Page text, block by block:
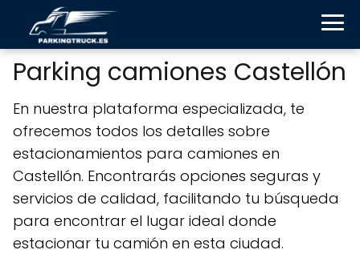
Parking camiones Castellón
En nuestra plataforma especializada, te
ofrecemos todos los detalles sobre
estacionamientos para camiones en
Castellón. Encontrarás opciones seguras y
servicios de calidad, facilitando tu búsqueda
para encontrar el lugar ideal donde
estacionar tu camión en esta ciudad.